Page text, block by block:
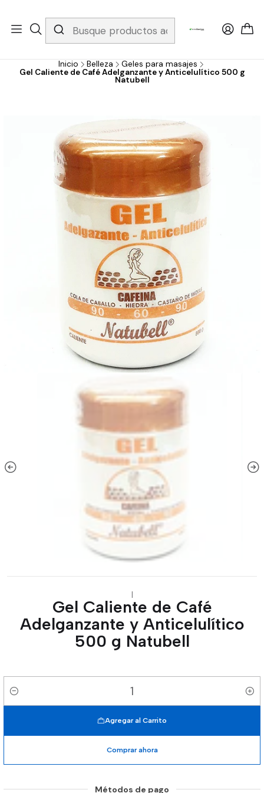
Whatsapp 3229079958/ Fijo 6019251796 / Envios a todo el país y
gratis apartir de 199.000!
Inicio Belleza
Geles para masajes
Gel Caliente de Café Adelganzante y Anticelulítico 500 g
Natubell
|
Gel Caliente de Café
Adelganzante y Anticelulítico
500 g Natubell
Cantidad
Agregar al Carrito
Comprar ahora
Métodos de pago